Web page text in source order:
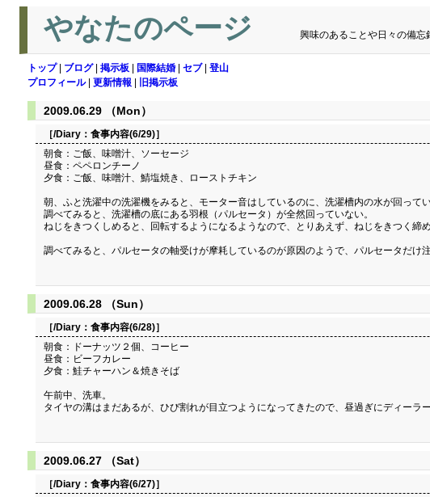
やなたのページ 興味のあることや日々の備忘
トップ| ブログ| 掲示板 国際結婚 セブ| 登山
プロフィール| 更新情報 旧掲示板
2009.06.29 （Mon）
［/Diary： 食事内容(6/29)］
朝食：ご飯、味噌汁、ソーセージ
昼食：ペペロンチーノ
夕食：ご飯、味噌汁、鯖塩焼き、ローストチキン
朝、ふと洗濯中の洗濯機をみると、モーター音はしているのに、洗濯槽内の水が回って
調べてみると、洗濯槽の底にある羽根（パルセータ）が全然回っていない。
ねじをきつくしめると、回転するようになるようなので、とりあえず、ねじをきつく締め
調べてみると、パルセータの軸受けが摩耗しているのが原因のようで、パルセータだけ
2009.06.28 （Sun）
［/Diary： 食事内容(6/28)］
朝食：ドーナッツ２個、コーヒー
昼食：ビーフカレー
夕食：鮭チャーハン＆焼きそば
午前中、洗車。
タイヤの溝はまだあるが、ひび割れが目立つようになってきたので、昼過ぎにディーラ
2009.06.27 （Sat）
［/Diary： 食事内容(6/27)］